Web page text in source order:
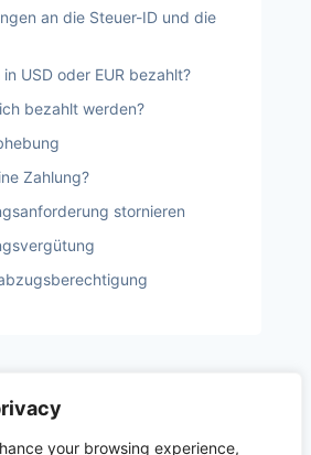
your browsing experience,
an die Steuer-ID und die
USD oder EUR bezahlt?
bezahlt werden?
Zahlung?
stornieren